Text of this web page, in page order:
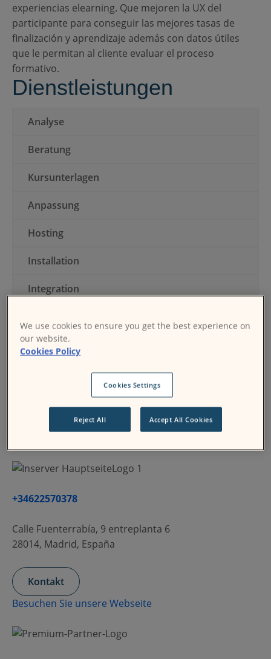
experiencias elearning. Que mejoren la UX del
participante para conseguir las mejores tasas de
finalización y aprendizaje además con datos útiles
que le permitan al cliente evaluar el proceso
formativo.
Dienstleistungen
Analyse
Beratung
Kursunterlagen
Anpassung
Hosting
Installation
Integration
Moodle-Bildungsqualifizierung (MEQ)
Training
+34622570378
Calle Fuenterrabía, 9 entreplanta 6
28014, Madrid, España
Kontakt
Besuchen Sie unsere Webseite
We use cookies to ensure you get the best experience on
our website.
Cookies Policy
Cookies Settings
Reject All Accept All Cookies